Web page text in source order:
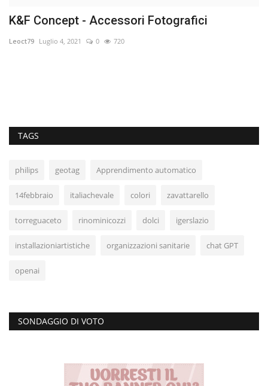
K&F Concept - Accessori Fotografici
Leoct79 Luglio 4, 2021 0 720
TAGS
philips geotag Apprendimento automatico
14febbraio italiachevale colori zavattarello
torreguaceto rinominicozzi dolci igerslazio
installazioniartistiche organizzazioni sanitarie chat GPT
openai
SONDAGGIO DI VOTO